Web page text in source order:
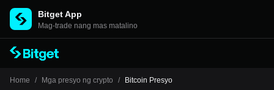
Bitget App
Mag-trade nang mas matalino
Home / Mga presyo ng crypto / Bitcoin Presyo